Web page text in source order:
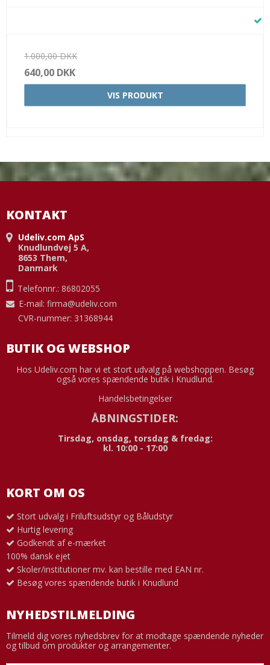
1.000,00 DKK
640,00 DKK
VIS PRODUKT
KONTAKT
Udeliv.com ApS
Knudlundvej 5 A,
8653 Them,
Danmark
Telefonnr.: 86802055
E-mail: firma@udeliv.com
CVR-nummer: 31368944
BUTIK OG WEBSHOP
Hos Udeliv.com har vi et stort udvalg på webshoppen. Besøg
også vores spændende butik i Knudlund.
Handelsbetingelser
ÅBNINGSTIDER:
Tirsdag, onsdag, torsdag & fredag:
kl. 10:00 - 17:00
KORT OM OS
Stort udvalg i Friluftsudstyr og Båludstyr
Hurtig levering
Godkendt af e-mærket
100% dansk ejet
Skoler/institutioner mv. kan bestille med EAN nr.
Besøg vores spændende butik i Knudlund
NYHEDSTILMELDING
Tilmeld dig vores nyhedsbrev for at modtage spændende nyheder
og tilbud om produkter og arrangementer.